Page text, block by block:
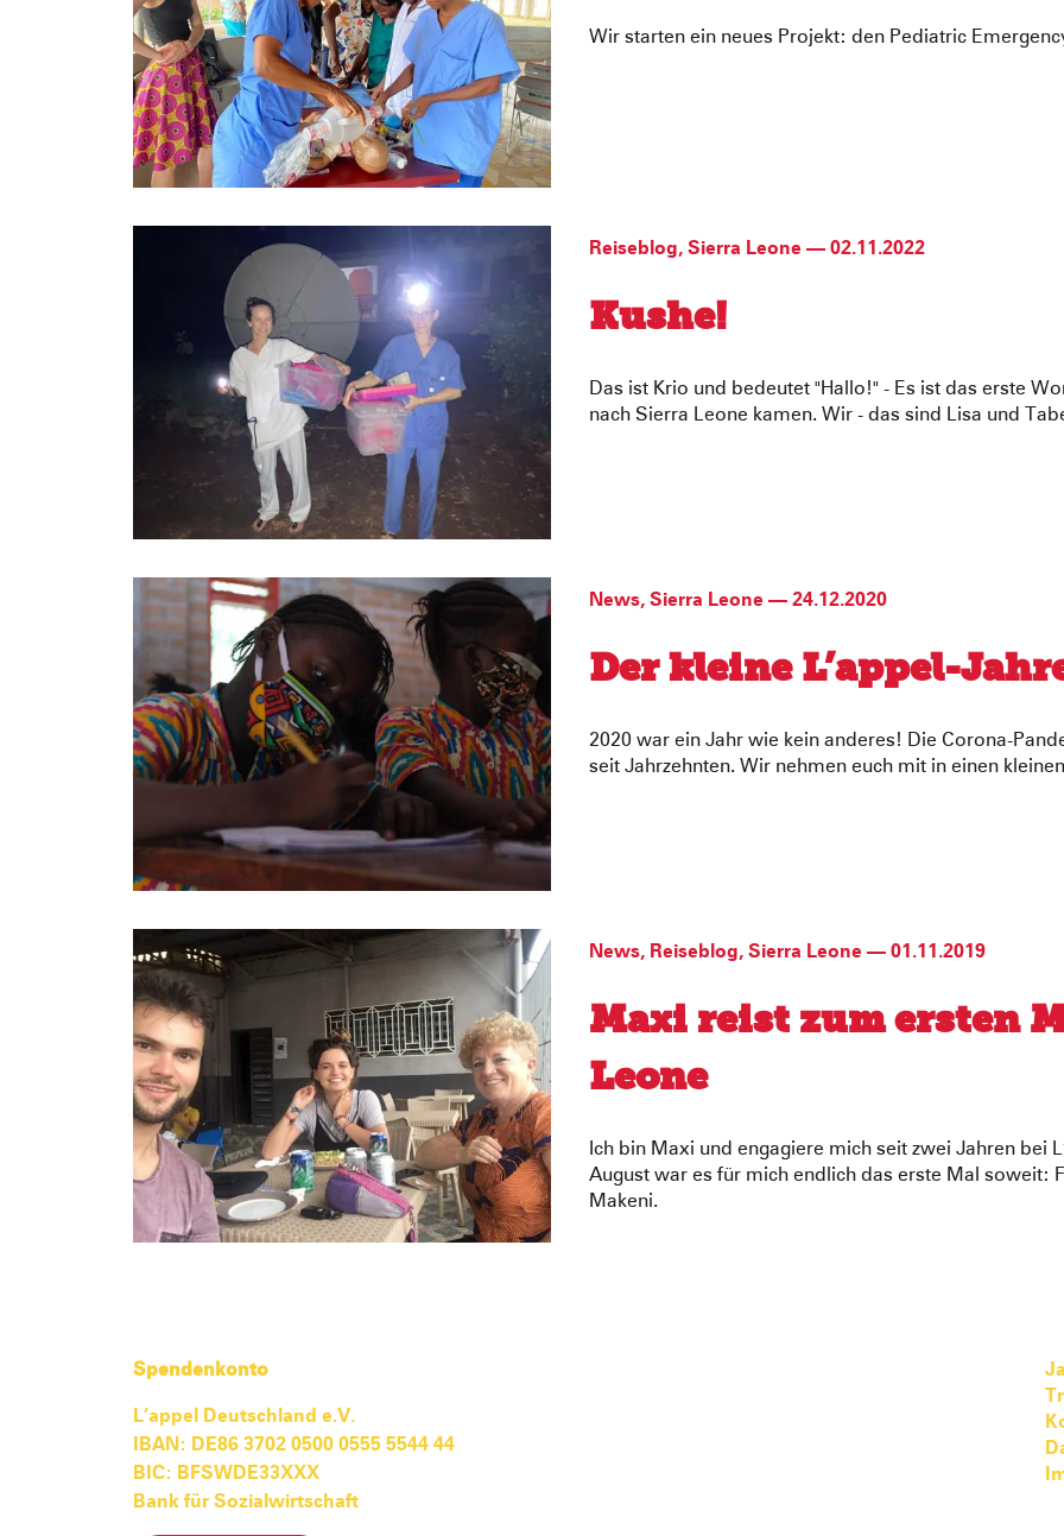
Wir starten ein neues Projekt: den Pediatric
Reiseblog, Sierra Leone — 02.11.2022
Kushe!
Das ist Krio und bedeutet "Hallo!" - Es ist das erste
nach Sierra Leone kamen. Wir - das sind Lisa und
News, Sierra Leone — 24.12.2020
Der kleine L’appel-
2020 war ein Jahr wie kein anderes! Die Corona-
seit Jahrzehnten. Wir nehmen euch mit in einen
News, Reiseblog, Sierra Leone — 01.11.2019
Maxi reist zum ersten
Leone
Ich bin Maxi und engagiere mich seit zwei Jahren bei
August war es für mich endlich das erste Mal soweit:
Makeni.
Spendenkonto
L’appel Deutschland e.V.
IBAN: DE86 3702 0500 0555 5544 44
BIC: BFSWDE33XXX
Bank für Sozialwirtschaft